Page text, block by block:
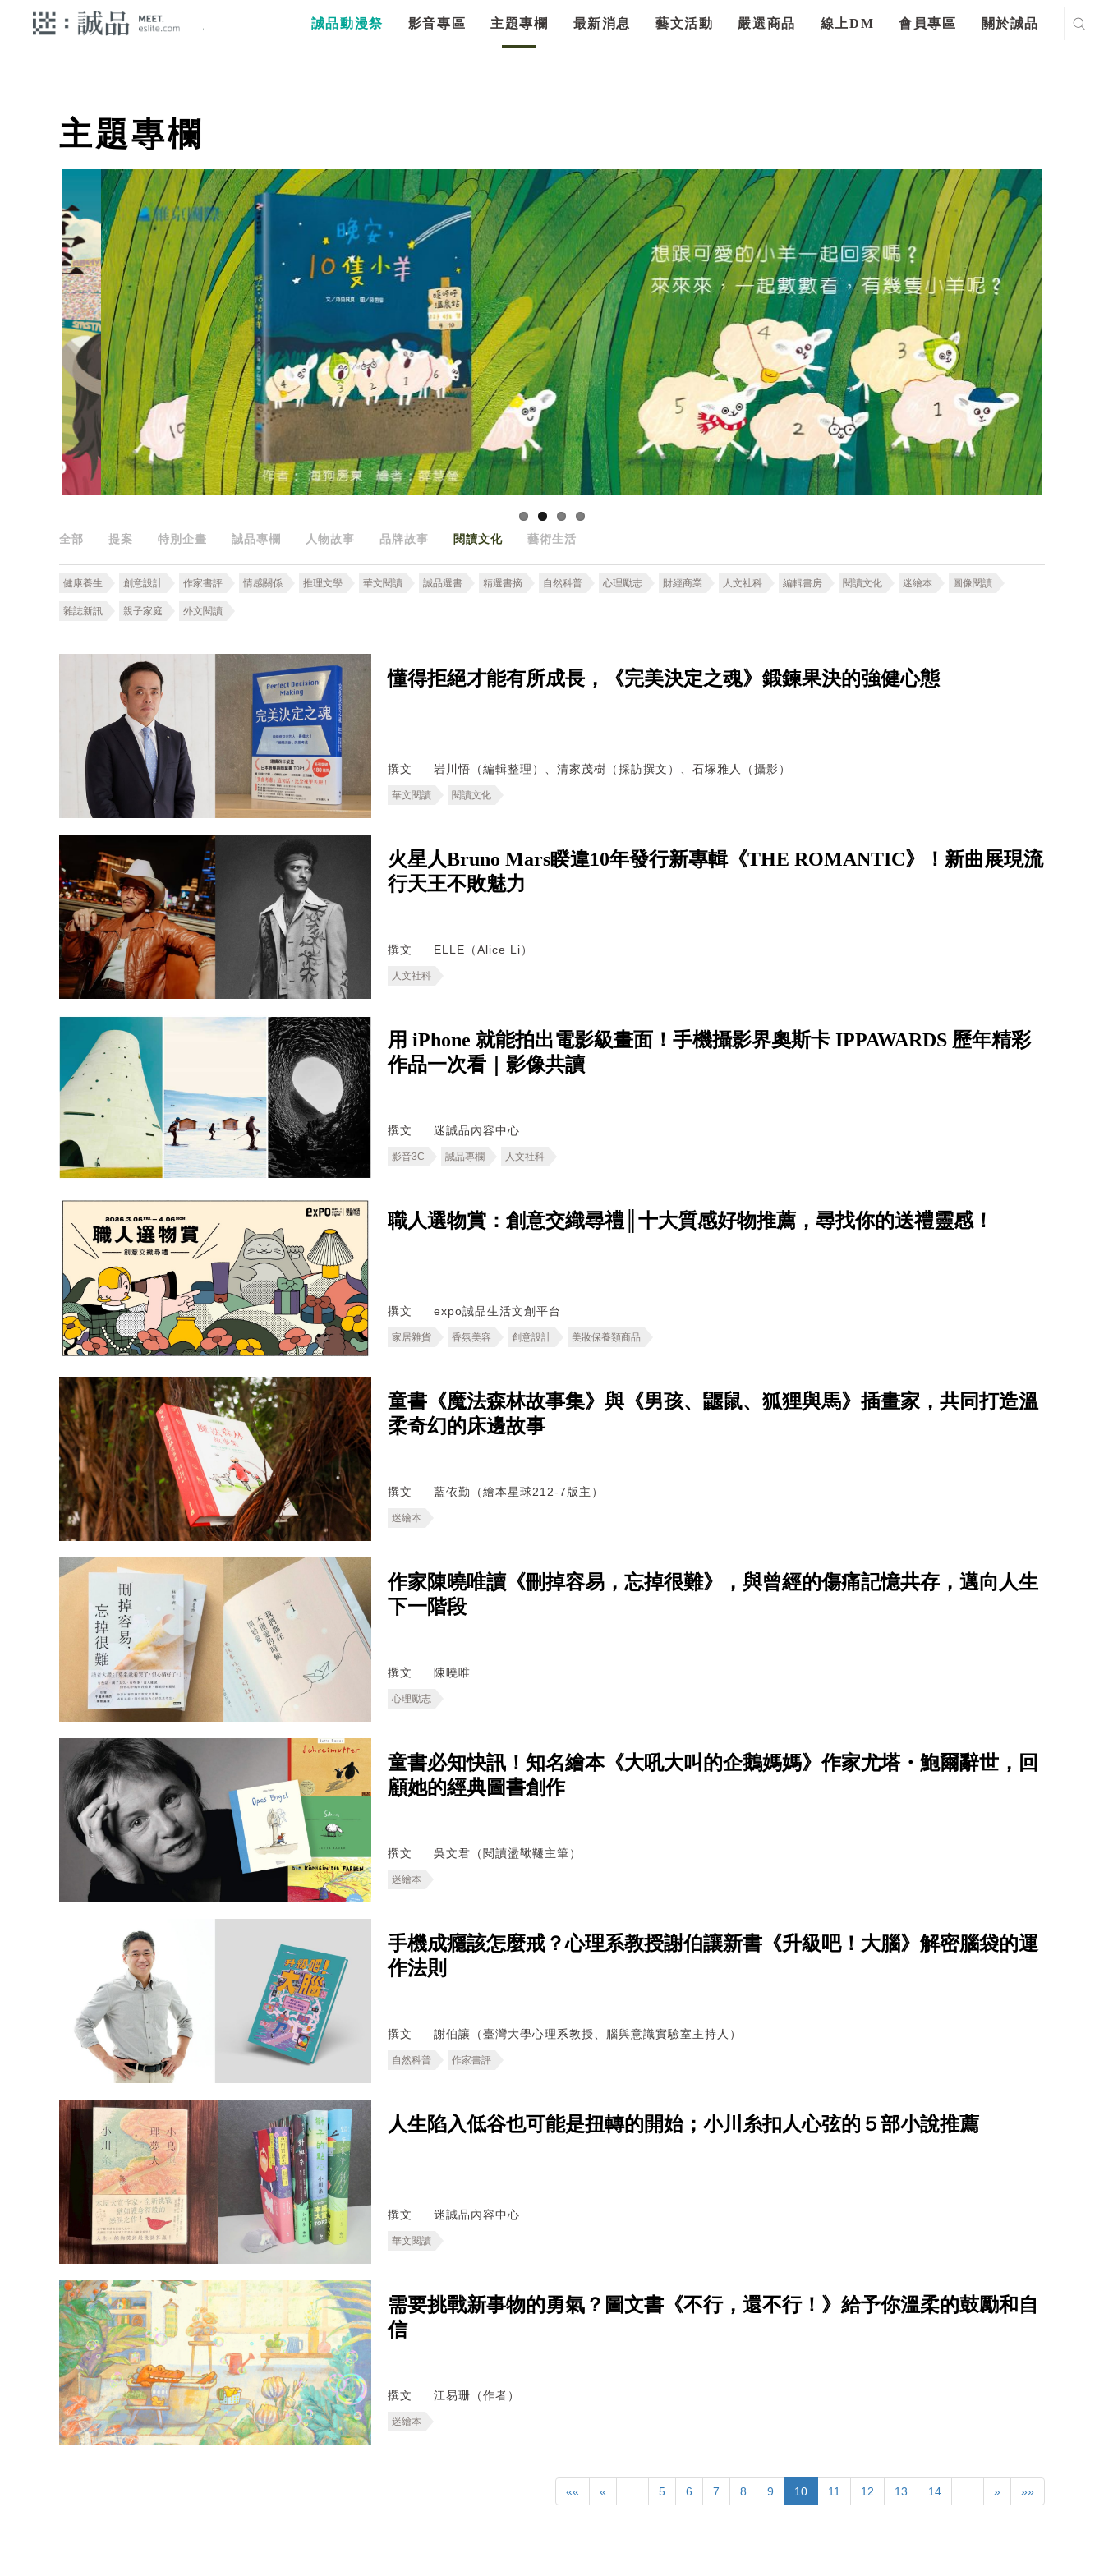
誠品動漫祭 影音專區 主題專欄 最新消息 藝文活動 嚴選商品 線上DM 會員專區 關於誠品
主題專欄
全部 提案 特別企畫 誠品專欄 人物故事 品牌故事 閱讀文化 藝術生活
健康養生 創意設計 作家書評 情感關係 推理文學 華文閱讀 誠品選書 精選書摘 自然科普 心理勵志 財經商業 人文社科 編輯書房 閱讀文化 迷繪本 圖像閱讀
雜誌新訊 親子家庭 外文閱讀
懂得拒絕才能有所成長，《完美決定之魂》鍛鍊果決的強健心態
撰文 岩川悟（編輯整理）、清家茂樹（採訪撰文）、石塚雅人（攝影）
華文閱讀 閱讀文化
火星人Bruno Mars睽違10年發行新專輯《THE ROMANTIC》！新曲展現流
行天王不敗魅力
撰文 ELLE（Alice Li）
人文社科
用 iPhone 就能拍出電影級畫面！手機攝影界奧斯卡 IPPAWARDS 歷年精彩
作品一次看｜影像共讀
撰文 迷誠品內容中心
影音3C 誠品專欄 人文社科
職人選物賞：創意交織尋禮║十大質感好物推薦，尋找你的送禮靈感！
撰文 expo誠品生活文創平台
家居雜貨 香氛美容 創意設計 美妝保養類商品
童書《魔法森林故事集》與《男孩、鼴鼠、狐狸與馬》插畫家，共同打造溫
柔奇幻的床邊故事
撰文 藍依勤（繪本星球212-7版主）
迷繪本
作家陳曉唯讀《刪掉容易，忘掉很難》，與曾經的傷痛記憶共存，邁向人生
下一階段
撰文 陳曉唯
心理勵志
童書必知快訊！知名繪本《大吼大叫的企鵝媽媽》作家尤塔・鮑爾辭世，回
顧她的經典圖書創作
撰文 吳文君（閱讀盪鞦韆主筆）
迷繪本
手機成癮該怎麼戒？心理系教授謝伯讓新書《升級吧！大腦》解密腦袋的運
作法則
撰文 謝伯讓（臺灣大學心理系教授、腦與意識實驗室主持人）
自然科普 作家書評
人生陷入低谷也可能是扭轉的開始；小川糸扣人心弦的５部小說推薦
撰文 迷誠品內容中心
華文閱讀
需要挑戰新事物的勇氣？圖文書《不行，還不行！》給予你溫柔的鼓勵和自
信
撰文 江易珊（作者）
迷繪本
«« « … 5 6 7 8 9 10 11 12 13 14 … » »»